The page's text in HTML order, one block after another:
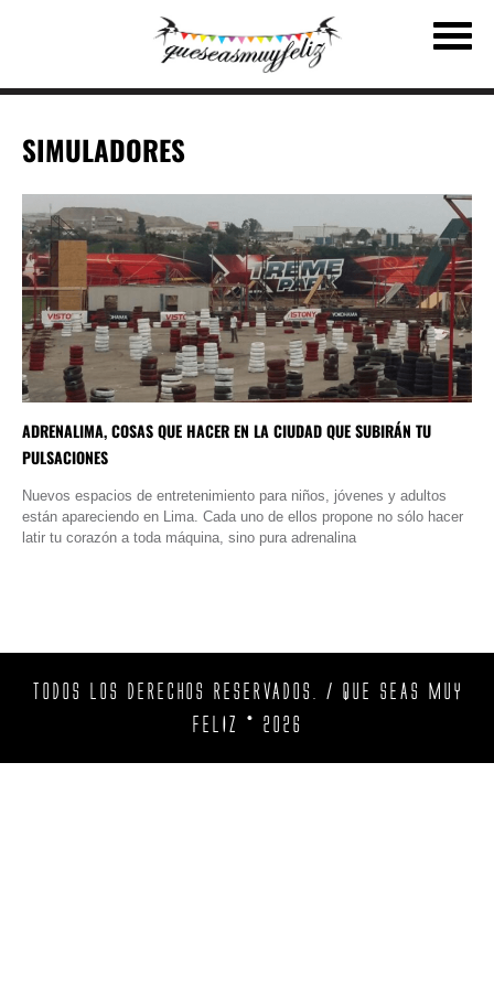
SIMULADORES
ADRENALIMA, COSAS QUE HACER EN LA CIUDAD QUE SUBIRÁN TU
PULSACIONES
Nuevos espacios de entretenimiento para niños, jóvenes y adultos
están apareciendo en Lima. Cada uno de ellos propone no sólo hacer
latir tu corazón a toda máquina, sino pura adrenalina
TODOS LOS DERECHOS RESERVADOS. / QUE SEAS MUY
FELIZ © 2026